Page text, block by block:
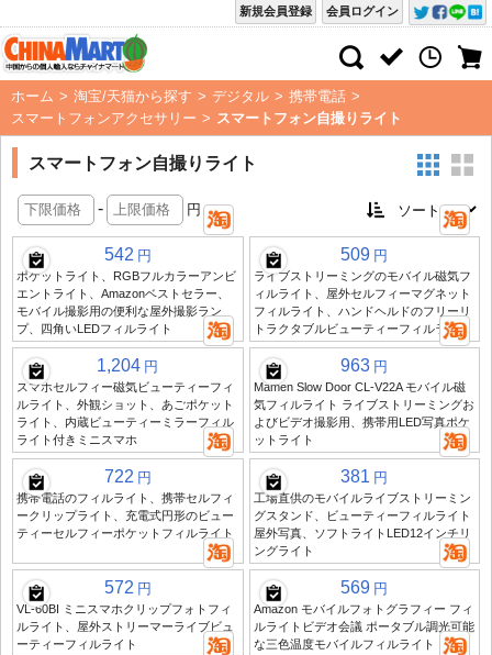
会員ログイン
新規会員登録
ホーム > 淘宝/天猫から探す > デジタル > 携帯電話 >
スマートフォンアクセサリー > スマートフォン自撮りライト
スマートフォン自撮りライト
- 円
542 円
ポケットライト、RGBフルカラーアンビ
エントライト、Amazonベストセラー、
モバイル撮影用の便利な屋外撮影ラン
プ、四角いLEDフィルライト
509 円
ライブストリーミングのモバイル磁気フ
ィルライト、屋外セルフィーマグネット
フィルライト、ハンドヘルドのフリーリ
トラクタブルビューティーフィルライト
1,204 円
スマホセルフィー磁気ビューティーフィ
ルライト、外観ショット、あごポケット
ライト、内蔵ビューティーミラーフィル
ライト付きミニスマホ
963 円
Mamen Slow Door CL-V22A モバイル磁
気フィルライト ライブストリーミングお
よびビデオ撮影用、携帯用LED写真ポケ
ットライト
722 円
携帯電話のフィルライト、携帯セルフィ
ークリップライト、充電式円形のビュー
ティーセルフィーポケットフィルライト
381 円
工場直供のモバイルライブストリーミン
グスタンド、ビューティーフィルライト
屋外写真、ソフトライトLED12インチリ
ングライト
572 円
VL-60BI ミニスマホクリップフォトフィ
ルライト、屋外ストリーマーライブビュ
ーティーフィルライト
569 円
Amazon モバイルフォトグラフィー フィ
ルライトビデオ会議 ポータブル調光可能
な三色温度モバイルフィルライト